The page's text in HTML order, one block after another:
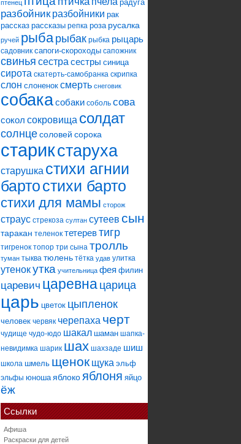
птенец
радуга
разбойник разбойники рак
рассказ рассказы репка роза русалка
ручей рыбарыбак рыбка рыцарь
садовник сапоги-скороходы сапожник
свинья сестра сестры синица
сирота скатерть-самобранка скрипка
слон слоненок смерть снеговик
собакасобаки соболь сова
сокол сокровища солдат
солнцесоловей сорока
старикстаруха
старушка стихи агнии
бартостихи барто
стихи для мамы сторож
страус стрекоза султан сутеев сын
таракан теленок тетеревтигр
тигренок топор три сына тролль
туман тыква тюлень тётка удав улитка
утенокутка учительница фея филин
царевич царевна царица
царь цветок цыпленок
человек червяк черепаха черт
чудище чудо-юдо шакал шаман шапка-
невидимка шарик шах шахзаде шиш
школа шмель щенок щука эльф
эльфы юноша яблоко яблоня яйцо
ёж
Ссылки
Афиша
Раскраски для детей